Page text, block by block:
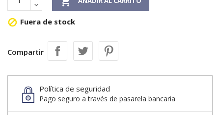
 Fuera de stock
Compartir
Política de seguridad
Pago seguro a través de pasarela bancaria